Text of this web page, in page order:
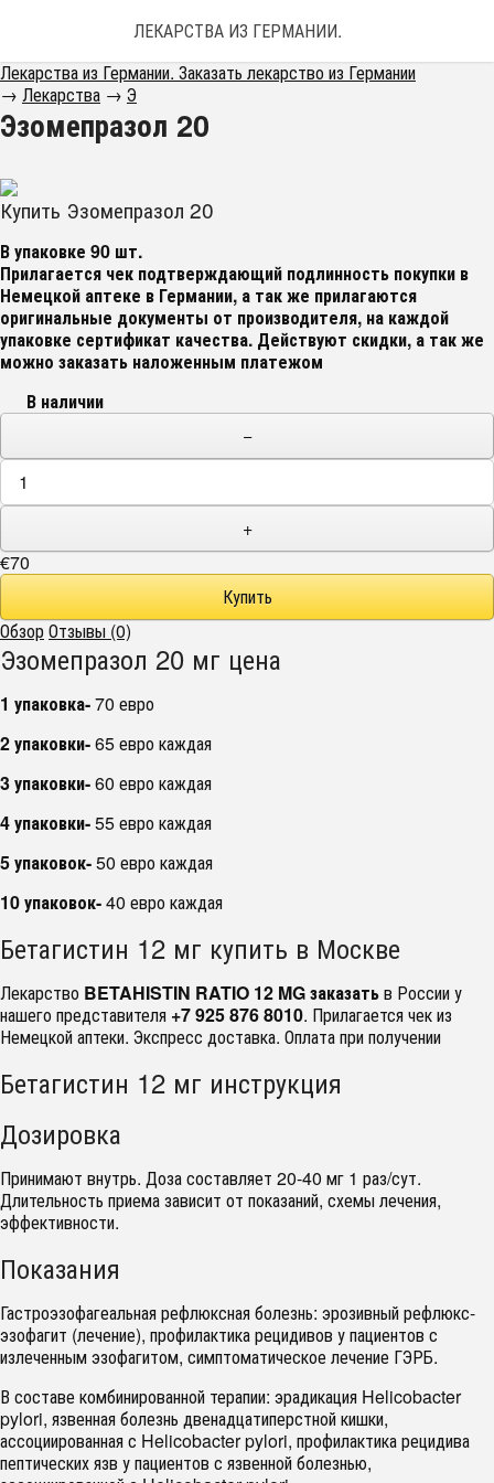
ЛЕКАРСТВА ИЗ ГЕРМАНИИ. ЗАКАЗАТЬ
Лекарства из Германии. Заказать лекарство из Германии
→ Лекарства → Э
Эзомепразол 20
Купить Эзомепразол 20
В упаковке 90 шт.
Прилагается чек подтверждающий подлинность покупки в
Немецкой аптеке в Германии, а так же прилагаются
оригинальные документы от производителя, на каждой
упаковке сертификат качества. Действуют скидки, а так же
можно заказать наложенным платежом
В наличии
−
+
€70
ОбзорОтзывы (0)
Эзомепразол 20 мг цена
1 упаковка-70 евро
2 упаковки-65 евро каждая
3 упаковки-60 евро каждая
4 упаковки-55 евро каждая
5 упаковок-50 евро каждая
10 упаковок-40 евро каждая
Бетагистин 12 мг купить в Москве
Лекарство BETAHISTIN RATIO 12 MG заказатьв России у
нашего представителя +7 925 876 8010. Прилагается чек из
Немецкой аптеки. Экспресс доставка. Оплата при получении
Бетагистин 12 мг инструкция
Дозировка
Принимают внутрь. Доза составляет 20-40 мг 1 раз/сут.
Длительность приема зависит от показаний, схемы лечения,
эффективности.
Показания
Гастроэзофагеальная рефлюксная болезнь: эрозивный рефлюкс-
эзофагит (лечение), профилактика рецидивов у пациентов с
излеченным эзофагитом, симптоматическое лечение ГЭРБ.
В составе комбинированной терапии: эрадикация Helicobacter
pylori, язвенная болезнь двенадцатиперстной кишки,
ассоциированная с Helicobacter pylori, профилактика рецидива
пептических язв у пациентов с язвенной болезнью,